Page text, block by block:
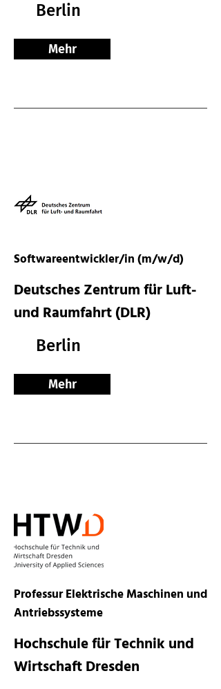
Berlin
Mehr
Softwareentwickler/in (m/w/d)
Deutsches Zentrum für Luft-
und Raumfahrt (DLR)
Berlin
Mehr
Professur Elektrische Maschinen und
Antriebssysteme
Hochschule für Technik und
Wirtschaft Dresden